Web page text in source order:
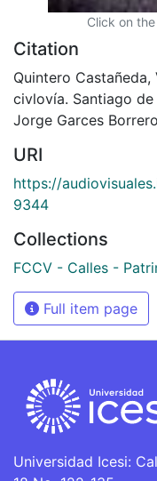
Click on
Citation
Quintero
civlovía. Santiago
Jorge Garces
URI
https://
9344
Collections
FCCV - Calles -
Full item page
Universidad Icesi: